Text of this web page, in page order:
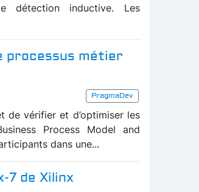
détection inductive. Les
processus métier
PragmaDev
de vérifier et d’optimiser les
Process Model and
dans une...
7 de Xilinx